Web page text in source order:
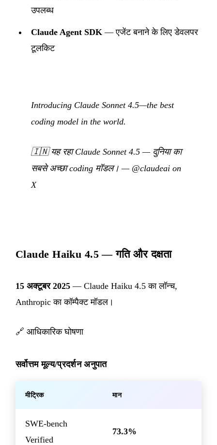
उपलब्ध
Claude Agent SDK — एजेंट बनाने के लिए डेवलपर
टूलकिट
Introducing Claude Sonnet 4.5—the best
coding model in the world.
🇮🇳यह रहा Claude Sonnet 4.5 — दुनिया का
सबसे अच्छा coding मॉडल। — @claudeai on
X
Claude Haiku 4.5 — गति और दक्षता
15 अक्टूबर 2025 — Claude Haiku 4.5 का लॉन्च,
Anthropic का कॉम्पैक्ट मॉडल।
🔗 आधिकारिक घोषणा
सर्वोत्तम मूल्य/प्रदर्शन अनुपात
मीट्रिक मान
SWE-bench
Verified
73.3%